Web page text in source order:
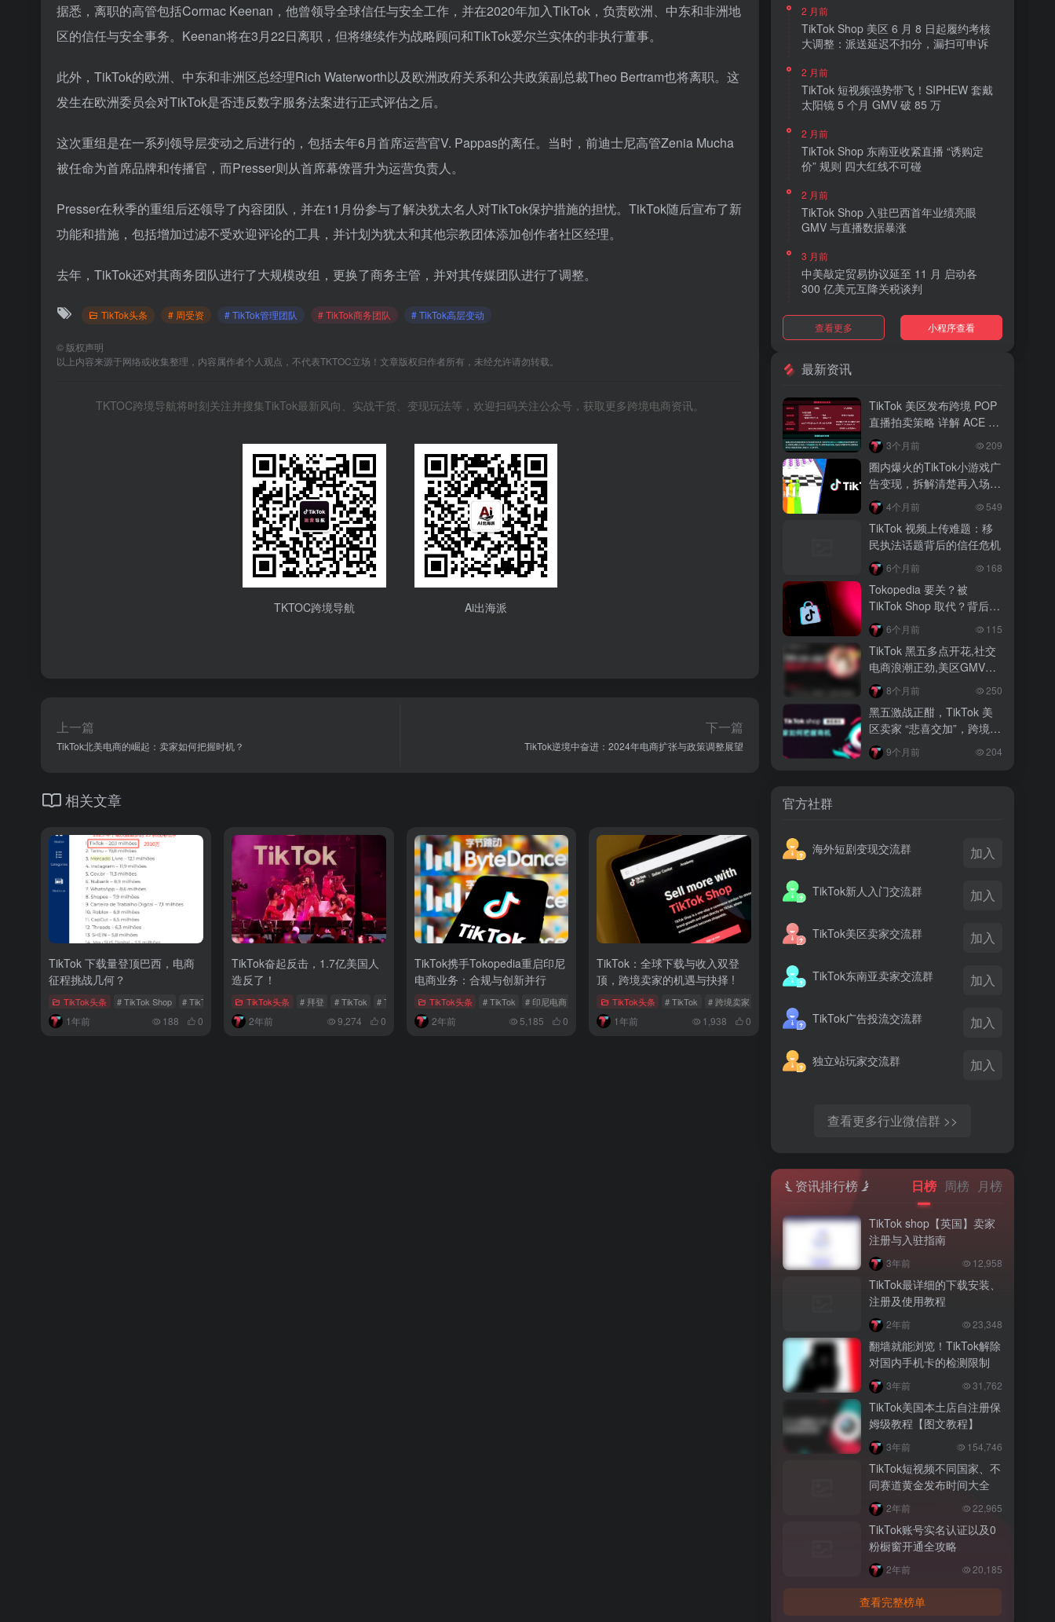
据悉，离职的高管包括Cormac Keenan，他曾领导全球信任与安全工作，并在2020年加入TikTok，负责欧洲、中东和非洲地
区的信任与安全事务。Keenan将在3月22日离职，但将继续作为战略顾问和TikTok爱尔兰实体的非执行董事。
此外，TikTok的欧洲、中东和非洲区总经理Rich Waterworth以及欧洲政府关系和公共政策副总裁Theo Bertram也将离职。这
发生在欧洲委员会对TikTok是否违反数字服务法案进行正式评估之后。
这次重组是在一系列领导层变动之后进行的，包括去年6月首席运营官V. Pappas的离任。当时，前迪士尼高管Zenia Mucha
被任命为首席品牌和传播官，而Presser则从首席幕僚晋升为运营负责人。
Presser在秋季的重组后还领导了内容团队，并在11月份参与了解决犹太名人对TikTok保护措施的担忧。TikTok随后宣布了新
功能和措施，包括增加过滤不受欢迎评论的工具，并计划为犹太和其他宗教团体添加创作者社区经理。
去年，TikTok还对其商务团队进行了大规模改组，更换了商务主管，并对其传媒团队进行了调整。
TikTok头条 # 周受资 # TikTok管理团队 # TikTok商务团队 # TikTok高层变动
© 版权声明
以上内容来源于网络或收集整理，内容属作者个人观点，不代表TKTOC立场！文章版权归作者所有，未经允许请勿转载。
TKTOC跨境导航将时刻关注并搜集TikTok最新风向、实战干货、变现玩法等，欢迎扫码关注公众号，获取更多跨境电商资讯。
TKTOC跨境导航 Ai出海派
上一篇
TikTok北美电商的崛起：卖家如何把握时机？
下一篇
TikTok逆境中奋进：2024年电商扩张与政策调整展望
相关文章
TikTok 下载量登顶巴西，电商
征程挑战几何？
TikTok头条 # TikTok Shop # TikTok电商扩张 # 美客多
1年前 188 0
TikTok奋起反击，1.7亿美国人
造反了！
TikTok头条 # 拜登 # TikTok # TikTok美国市场
2年前 9,274 0
TikTok携手Tokopedia重启印尼
电商业务：合规与创新并行
TikTok头条 # TikTok # 印尼电商 # Tokopedia
2年前 5,185 0
TikTok：全球下载与收入双登
顶，跨境卖家的机遇与抉择 !
TikTok头条 # TikTok # 跨境卖家
1年前 1,938 0
2 月前
TikTok Shop 美区 6 月 8 日起履约考核
大调整：派送延迟不扣分，漏扫可申诉
2 月前
TikTok 短视频强势带飞！SIPHEW 套戴
太阳镜 5 个月 GMV 破 85 万
2 月前
TikTok Shop 东南亚收紧直播 “诱购定
价” 规则 四大红线不可碰
2 月前
TikTok Shop 入驻巴西首年业绩亮眼
GMV 与直播数据暴涨
3 月前
中美敲定贸易协议延至 11 月 启动各
300 亿美元互降关税谈判
3 月前
TikTok Shop 上线 “三日达” 标签 履约
3 月前
AI 购物代理化趋势明显 30% 美国消费
者接受 AI 代下单
3 月前
TikTok Shop 爱尔兰全面开放入驻 本土
品牌可零门槛开店
3 月前
音乐节降噪耳塞风靡欧美 DTC 品牌单日
营收突破 200 万元
越南监管出手核查Shopee、TikTok
Shop涨价行为，佣金调整遭调查
3 月前
TikTok Shop 印尼推出出海项目 助力本
土品牌开拓东南亚市场
TikTok Shop 英美周榜出炉 美妆家居成
两大热销主力
查看更多 小程序查看
最新资讯
TikTok 美区发布跨境 POP
直播拍卖策略 详解 ACE 选
品与三大拍卖机制
3个月前 209
圈内爆火的TikTok小游戏广
告变现，拆解清楚再入场，
别盲目跟风
4个月前 549
TikTok 视频上传难题：移
民执法话题背后的信任危机
6个月前 168
Tokopedia 要关？被
TikTok Shop 取代？背后真
相大揭秘！
6个月前 115
TikTok 黑五多点开花,社交
电商浪潮正劲,美区GMV突
破35亿8个月前 250
黑五激战正酣，TikTok 美
区卖家 “悲喜交加”，跨境电
商路在何方？
9个月前 204
官方社群
海外短剧变现交流群 加入
TikTok新人入门交流群 加入
TikTok美区卖家交流群 加入
TikTok东南亚卖家交流群 加入
TikTok广告投流交流群 加入
独立站玩家交流群 加入
查看更多行业微信群 >>
资讯排行榜 日榜 周榜 月榜
TikTok shop【英国】卖家
注册与入驻指南
3年前 12,958
TikTok最详细的下载安装、
注册及使用教程
2年前 23,348
翻墙就能浏览！TikTok解除
对国内手机卡的检测限制
3年前 31,762
TikTok美国本土店自注册保
姆级教程【图文教程】
3年前 154,746
TikTok短视频不同国家、不
同赛道黄金发布时间大全
2年前 22,965
TikTok账号实名认证以及0
粉橱窗开通全攻略
2年前 20,185
查看完整榜单